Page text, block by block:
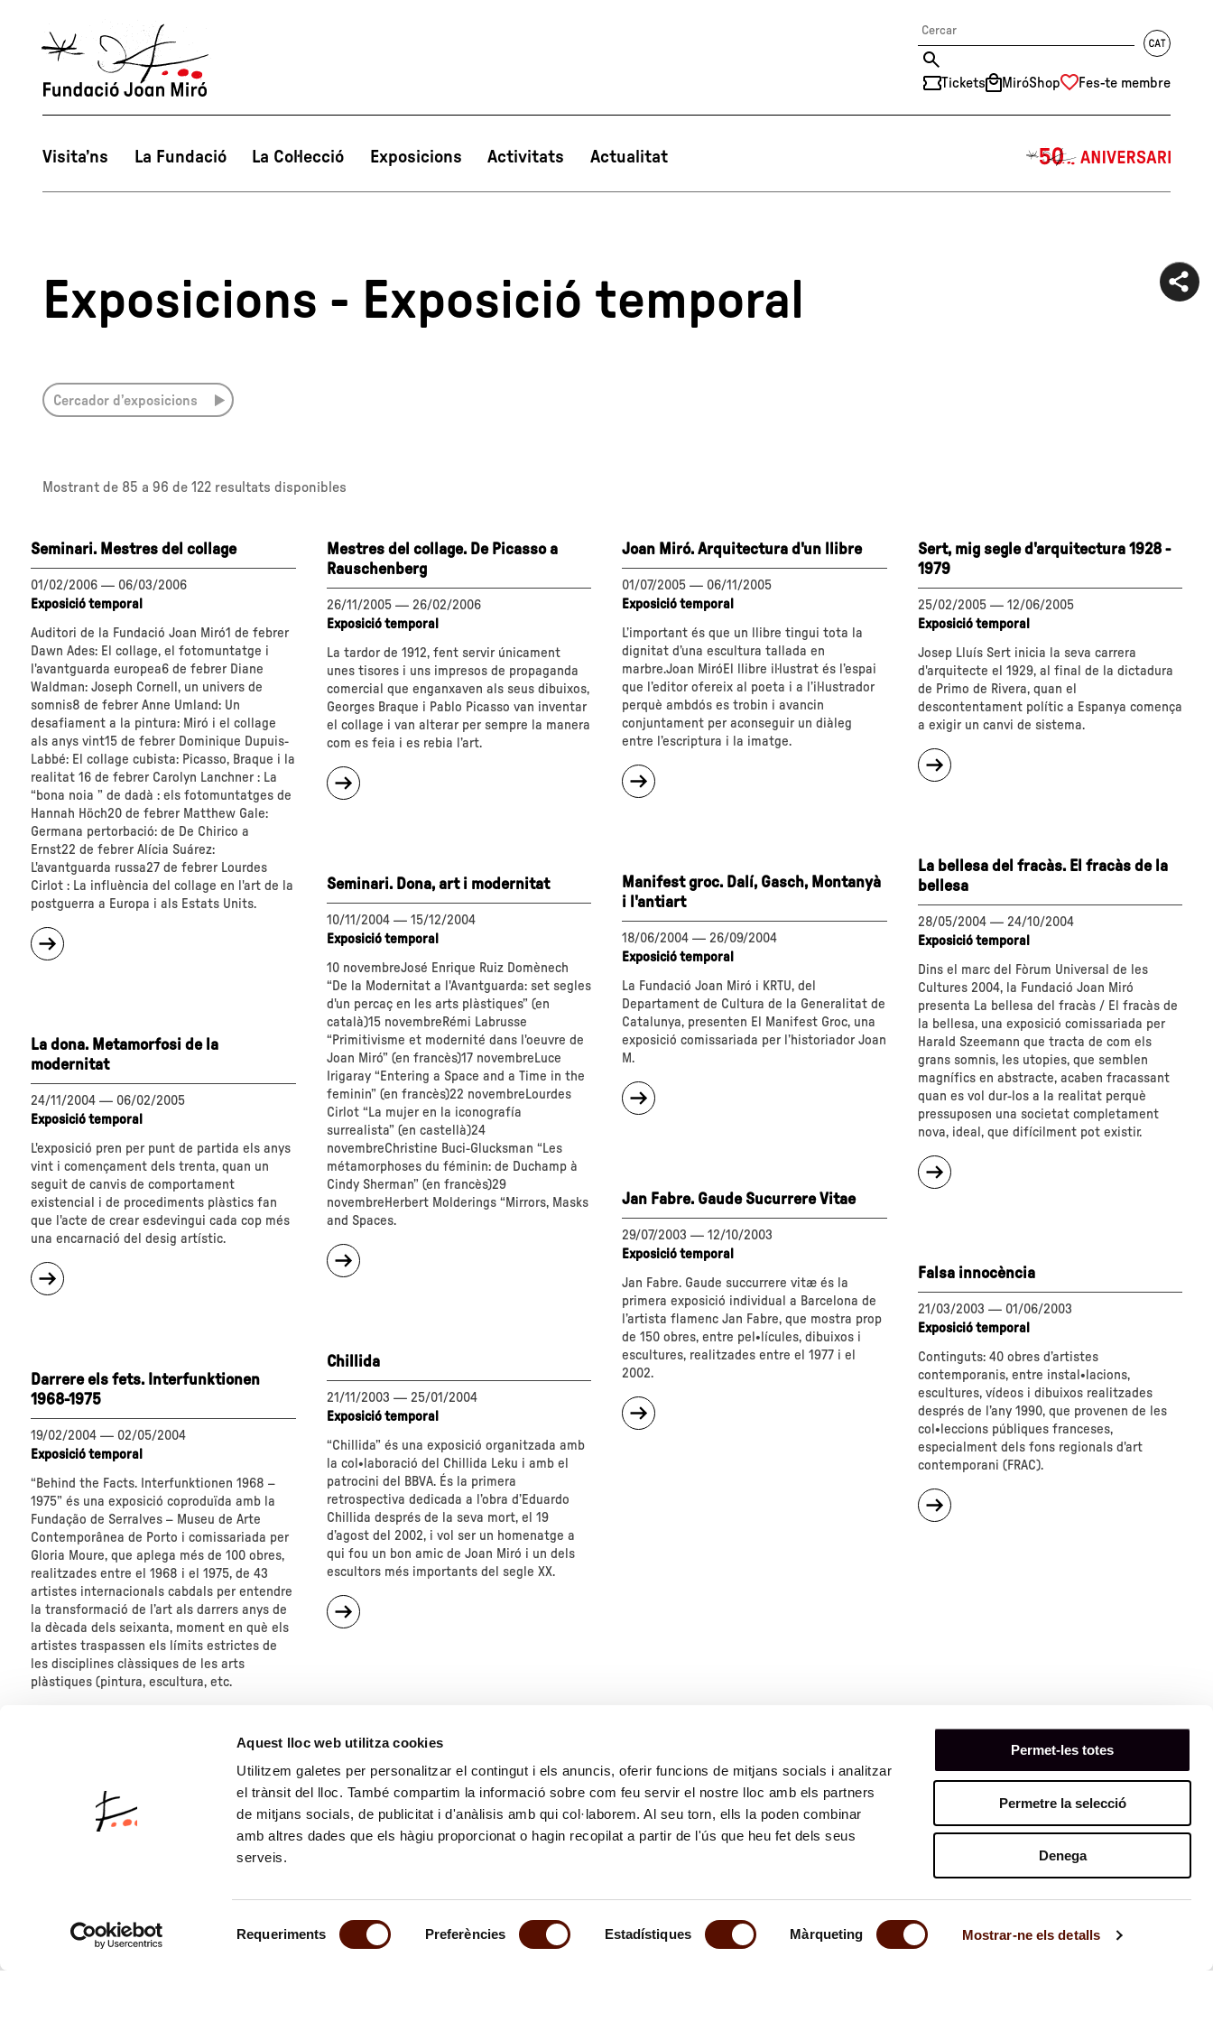
Aquest lloc web utilitza cookies
Utilitzem galetes per personalitzar el contingut i els anuncis, oferir funcions de mitjans socials i analitzar
el trànsit del lloc. També compartim la informació sobre com feu servir el nostre lloc amb els partners
de mitjans socials, de publicitat i d'anàlisis amb qui col·laborem. Al seu torn, ells la poden combinar
amb altres dades que els hàgiu proporcionat o hagin recopilat a partir de l'ús que heu fet dels seus
serveis.
Requeriments Preferències Estadístiques Màrqueting Mostrar-ne els detalls
Permet-les totes
Permetre la selecció
Denega
Tickets MiróShop Fes-te membre
Visita’ns La Fundació La Col·lecció Exposicions Activitats Actualitat
Exposicions - Exposició temporal
Cercador d’exposicions
Mostrant de 85 a 96 de 122 resultats disponibles
Seminari. Mestres del collage
01/02/2006 — 06/03/2006
Exposició temporal
Auditori de la Fundació Joan Miró1 de febrer
Dawn Ades: El collage, el fotomuntatge i
l'avantguarda europea6 de febrer Diane
Waldman: Joseph Cornell, un univers de
somnis8 de febrer Anne Umland: Un
desafiament a la pintura: Miró i el collage
als anys vint15 de febrer Dominique Dupuis-
Labbé: El collage cubista: Picasso, Braque i la
realitat 16 de febrer Carolyn Lanchner : La
“bona noia ” de dadà : els fotomuntatges de
Hannah Höch20 de febrer Matthew Gale:
Germana pertorbació: de De Chirico a
Ernst22 de febrer Alícia Suárez:
L'avantguarda russa27 de febrer Lourdes
Cirlot : La influència del collage en l'art de la
postguerra a Europa i als Estats Units.
Mestres del collage. De Picasso a
Rauschenberg
26/11/2005— 26/02/2006
Exposició temporal
La tardor de 1912, fent servir únicament
unes tisores i uns impresos de propaganda
comercial que enganxaven als seus dibuixos,
Georges Braque i Pablo Picasso van inventar
el collage i van alterar per sempre la manera
com es feia i es rebia l’art.
sobre
a
Rauschenberg"
Joan Miró. Arquitectura d'un llibre
01/07/2005 — 06/11/2005
Exposició temporal
L’important és que un llibre tingui tota la
dignitat d’una escultura tallada en
marbre.Joan MiróEl llibre il·lustrat és l’espai
que l’editor ofereix al poeta i a l’il·lustrador
perquè ambdós es trobin i avancin
conjuntament per aconseguir un diàleg
entre l’escriptura i la imatge.
Sert, mig segle d'arquitectura 1928 -
1979
25/02/2005— 12/06/2005
Exposició temporal
Josep Lluís Sert inicia la seva carrera
d'arquitecte el 1929, al final de la dictadura
de Primo de Rivera, quan el
descontentament polític a Espanya comença
a exigir un canvi de sistema.
sobre
-
1979"
La dona. Metamorfosi de la
modernitat
24/11/2004 — 06/02/2005
Exposició temporal
L'exposició pren per punt de partida els anys
vint i començament dels trenta, quan un
seguit de canvis de comportament
existencial i de procediments plàstics fan
que l'acte de crear esdevingui cada cop més
una encarnació del desig artístic.
modernitat"
Seminari. Dona, art i modernitat
10/11/2004— 15/12/2004
Exposició temporal
10 novembreJosé Enrique Ruiz Domènech
“De la Modernitat a l'Avantguarda: set segles
d'un percaç en les arts plàstiques” (en
català)15 novembreRémi Labrusse
“Primitivisme et modernité dans l'oeuvre de
Joan Miró” (en francès)17 novembreLuce
Irigaray “Entering a Space and a Time in the
feminin” (en francès)22 novembreLourdes
Cirlot “La mujer en la iconografía
surrealista” (en castellà)24
novembreChristine Buci-Glucksman “Les
métamorphoses du féminin: de Duchamp à
Cindy Sherman” (en francès)29
novembreHerbert Molderings “Mirrors, Masks
and Spaces.
sobre
Manifest groc. Dalí, Gasch, Montanyà
i l'antiart
18/06/2004 — 26/09/2004
Exposició temporal
La Fundació Joan Miró i KRTU, del
Departament de Cultura de la Generalitat de
Catalunya, presenten El Manifest Groc, una
exposició comissariada per l’historiador Joan
M.
i
l'antiart"
La bellesa del fracàs. El fracàs de la
bellesa
28/05/2004— 24/10/2004
Exposició temporal
Dins el marc del Fòrum Universal de les
Cultures 2004, la Fundació Joan Miró
presenta La bellesa del fracàs / El fracàs de
la bellesa, una exposició comissariada per
Harald Szeemann que tracta de com els
grans somnis, les utopies, que semblen
magnífics en abstracte, acaben fracassant
quan es vol dur-los a la realitat perquè
pressuposen una societat completament
nova, ideal, que difícilment pot existir.
sobre
fracàs
de
la
bellesa"
Darrere els fets. Interfunktionen
1968-1975
19/02/2004 — 02/05/2004
Exposició temporal
“Behind the Facts. Interfunktionen 1968 –
1975” és una exposició coproduïda amb la
Fundação de Serralves – Museu de Arte
Contemporânea de Porto i comissariada per
Gloria Moure, que aplega més de 100 obres,
realitzades entre el 1968 i el 1975, de 43
artistes internacionals cabdals per entendre
la transformació de l’art als darrers anys de
la dècada dels seixanta, moment en què els
artistes traspassen els límits estrictes de
les disciplines clàssiques de les arts
plàstiques (pintura, escultura, etc.
1968-
Chillida
21/11/2003 — 25/01/2004
Exposició temporal
“Chillida” és una exposició organitzada amb
la col•laboració del Chillida Leku i amb el
patrocini del BBVA. És la primera
retrospectiva dedicada a l’obra d’Eduardo
Chillida després de la seva mort, el 19
d’agost del 2002, i vol ser un homenatge a
qui fou un bon amic de Joan Miró i un dels
escultors més importants del segle XX.
sobre
Jan Fabre. Gaude Sucurrere Vitae
29/07/2003 — 12/10/2003
Exposició temporal
Jan Fabre. Gaude succurrere vitæ és la
primera exposició individual a Barcelona de
l’artista flamenc Jan Fabre, que mostra prop
de 150 obres, entre pel•lícules, dibuixos i
escultures, realitzades entre el 1977 i el
2002.
Falsa innocència
21/03/2003 — 01/06/2003
Exposició temporal
Continguts: 40 obres d’artistes
contemporanis, entre instal•lacions,
escultures, vídeos i dibuixos realitzades
després de l’any 1990, que provenen de les
col•leccions públiques franceses,
especialment dels fons regionals d'art
contemporani (FRAC).
sobre
1 5 6 7 8 9 10 11